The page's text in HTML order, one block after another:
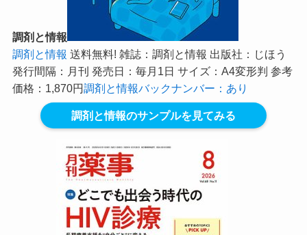
調剤と情報
調剤と情報 送料無料! 雑誌：調剤と情報 出版社：じほう
発行間隔：月刊 発売日：毎月1日 サイズ：A4変形判 参考
価格：1,870円調剤と情報バックナンバー：あり
調剤と情報のサンプルを見てみる